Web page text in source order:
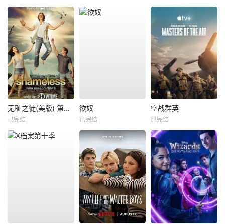
无耻之徒(美版) 第八季
已完结
欲奴
已完结
空战群英
已完结